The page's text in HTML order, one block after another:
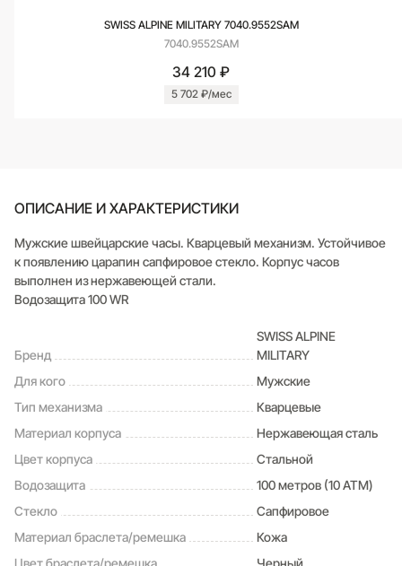
SWISS ALPINE MILITARY 7040.9552SAM
7040.9552SAM
34 210 ₽
5 702 ₽/мес
ОПИСАНИЕ И ХАРАКТЕРИСТИКИ
Мужские швейцарские часы. Кварцевый механизм. Устойчивое
к появлению царапин сапфировое стекло. Корпус часов
выполнен из нержавеющей стали.
Водозащита 100 WR
Бренд
SWISS ALPINE
MILITARY
Для кого
Мужские
Тип механизма
Кварцевые
Материал корпуса
Нержавеющая сталь
Цвет корпуса
Стальной
Водозащита
100 метров (10 ATM)
Стекло
Сапфировое
Материал браслета/ремешка
Кожа
Цвет браслета/ремешка
Черный